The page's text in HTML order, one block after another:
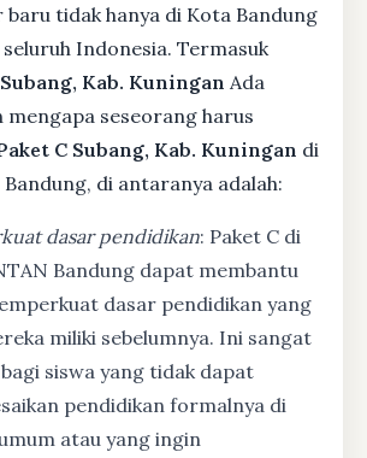
tidak hanya di Kota Bandung
Indonesia. Termasuk
Subang, Kab. Kuningan Ada
mengapa seseorang harus
C Subang, Kab. Kuningan di
di antaranya adalah:
dasar pendidikan: Paket C di
Bandung dapat membantu
dasar pendidikan yang
miliki sebelumnya. Ini sangat
siswa yang tidak dapat
pendidikan formalnya di
atau yang ingin